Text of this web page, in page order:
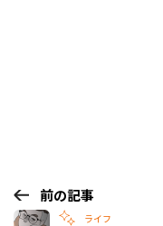
前の記事
ライフ